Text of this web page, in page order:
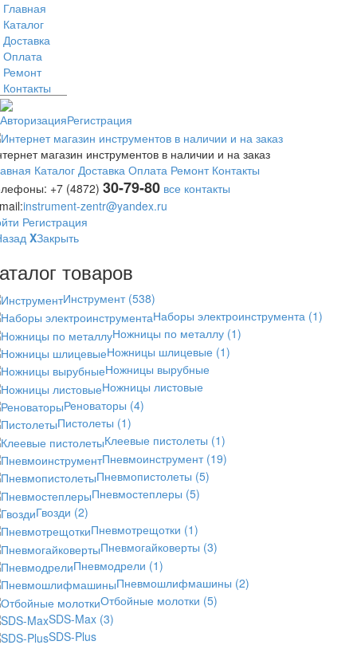
Главная
Каталог
Доставка
Оплата
Ремонт
Контакты
АвторизацияРегистрация
магазин инструментов в наличии и на заказ
Каталог Доставка Оплата Ремонт Контакты
+7 (4872) 30-79-80 все контакты
instrument-zentr@yandex.ru
Регистрация
XЗакрыть
товаров
Инструмент (538)
Наборы электроинструмента (1)
Ножницы по металлу (1)
Ножницы шлицевые (1)
Ножницы вырубные
Ножницы листовые
Реноваторы (4)
Пистолеты (1)
Клеевые пистолеты (1)
Пневмоинструмент (19)
Пневмопистолеты (5)
Пневмостеплеры (5)
Гвозди (2)
Пневмотрещотки (1)
Пневмогайковерты (3)
Пневмодрели (1)
Пневмошлифмашины (2)
Отбойные молотки (5)
SDS-Max (3)
SDS-Plus